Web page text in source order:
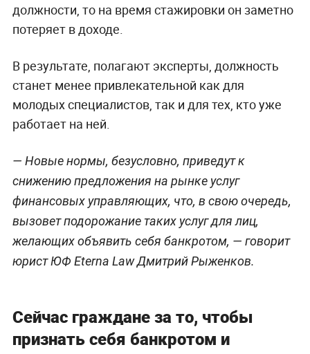
должности, то на время стажировки он заметно
потеряет в доходе.
В результате, полагают эксперты, должность
станет менее привлекательной как для
молодых специалистов, так и для тех, кто уже
работает на ней.
— Новые нормы, безусловно, приведут к
снижению предложения на рынке услуг
финансовых управляющих, что, в свою очередь,
вызовет подорожание таких услуг для лиц,
желающих объявить себя банкротом, — говорит
юрист ЮФ Eterna Law Дмитрий Рыженков.
Сейчас граждане за то, чтобы
признать себя банкротом и